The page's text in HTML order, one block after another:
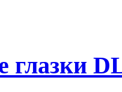
глазки